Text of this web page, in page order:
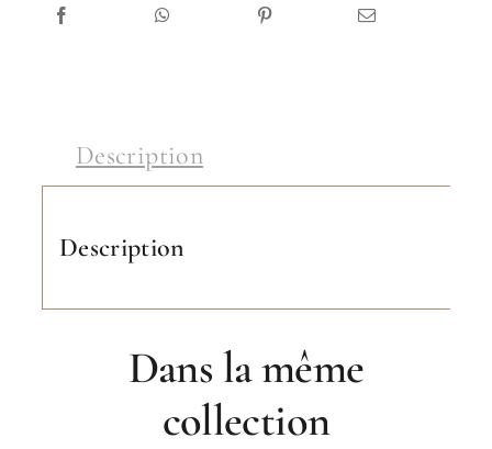
Description
Description
Dans la même
collection